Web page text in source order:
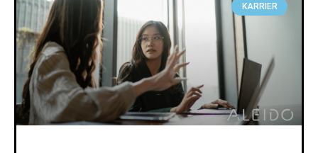
KARRIER